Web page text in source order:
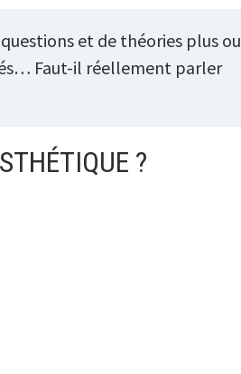
et de théories plus ou
Faut-il réellement parler
?